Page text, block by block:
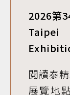
2026第
閱讀泰
展覽地